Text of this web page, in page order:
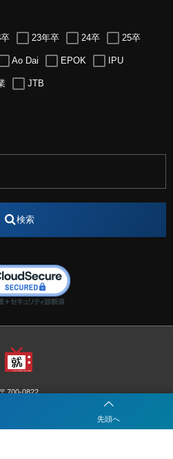
先頭へ
23年卒 24卒 25卒
Ao Dai EPOK IPU
JTB
エスタカヤ電子工業
カイタック
キーエンス解剖
ショップ
マプロペラ株式会社
ム清心
検索
700-0822
町1-10-34山陽ビル2階